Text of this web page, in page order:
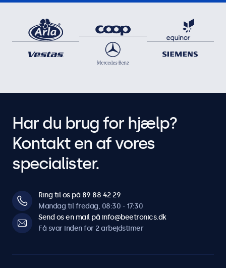
Har du brug for hjælp?
Kontakt en af vores
specialister.
Ring til os på 89 88 42 29
Mandag til fredag, 08:30 - 17:30
Send os en mail på info@beetronics.dk
Få svar inden for 2 arbejdstimer